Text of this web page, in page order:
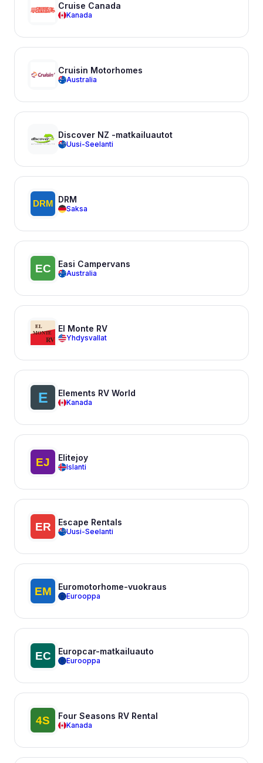
Cruise Canada
Kanada
Cruisin Motorhomes
Australia
Discover NZ -matkailuautot
Uusi-Seelanti
DRM
Saksa
Easi Campervans
Australia
El Monte RV
Yhdysvallat
Elements RV World
Kanada
Elitejoy
Islanti
Escape Rentals
Uusi-Seelanti
Euromotorhome-vuokraus
Eurooppa
Europcar-matkailuauto
Eurooppa
Four Seasons RV Rental
Kanada